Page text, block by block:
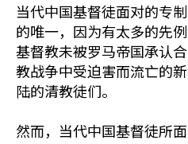
当代中国基督徒面对的专
的唯一，因为有太多的先
基督教未被罗马帝国承认
教战争中受迫害而流亡的
陆的清教徒们。
然而，当代中国基督徒所